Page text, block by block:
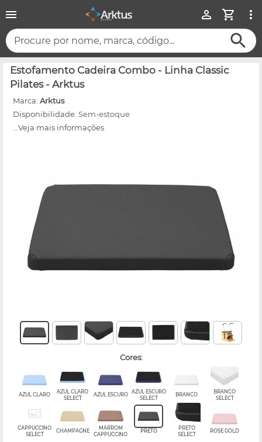
Procure por nome, marca, código...
Estofamento Cadeira Combo - Linha Classic
Pilates - Arktus
Marca: Arktus
Disponibilidade: Sem-estoque
...Veja mais informações
cores:
AZUL CLARO
AZUL CLARO
SELECT
AZUL ESCURO
AZUL ESCURO
SELECT
BRANCO
BRANCO
SELECT
CAPPUCCINO
SELECT
CHAMPAGNE
MARROM
CAPPUCCINO
PRETO
PRETO
SELECT
ROSE GOLD